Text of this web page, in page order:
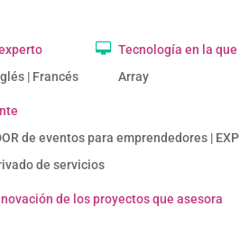
| Francés
Tecnología en la que
Array
de eventos para emprendedores |
de servicios
de los proyectos que asesora